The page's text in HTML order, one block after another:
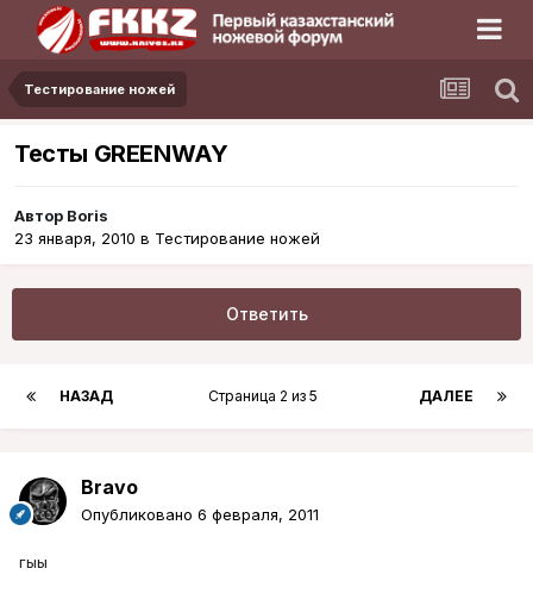
Тестирование ножей
Тесты GREENWAY
Автор Boris
23 января, 2010 в Тестирование ножей
Ответить
НАЗАД ДАЛЕЕ
Страница 2 из 5
Bravo
Опубликовано 6 февраля, 2011
гыы